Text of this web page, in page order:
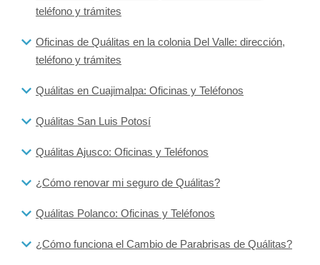
teléfono y trámites
Oficinas de Quálitas en la colonia Del Valle: dirección,
teléfono y trámites
Quálitas en Cuajimalpa: Oficinas y Teléfonos
Quálitas San Luis Potosí
Quálitas Ajusco: Oficinas y Teléfonos
¿Cómo renovar mi seguro de Quálitas?
Quálitas Polanco: Oficinas y Teléfonos
¿Cómo funciona el Cambio de Parabrisas de Quálitas?